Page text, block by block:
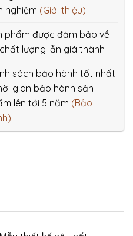
nghiệm (Giới thiệu)
phẩm được đảm bảo về
lượng lẫn giá thành
sách bảo hành tốt nhất
gian bảo hành sản
lên tới 5 năm (Bảo